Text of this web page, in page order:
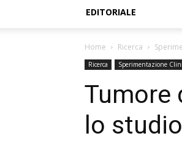
EDITORIALE
Home Ricerca
Ricerca Sperimentazione
Tumore
lo